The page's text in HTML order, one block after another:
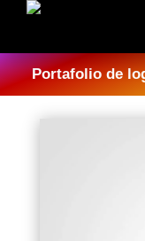
Portafolio de